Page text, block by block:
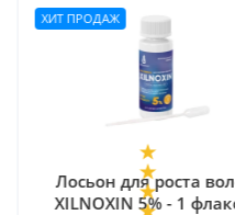
ХИТ ПРОДАЖ
Лосьон для роста
XILNOXIN 5% - 1